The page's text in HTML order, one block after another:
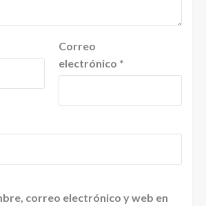
Correo
electrónico *
correo electrónico y web en